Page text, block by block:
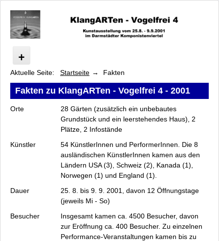
Vogelfrei
Programm
Künstler
Fakten
Impressum
Aktuelle Seite: Startseite Fakten
Fakten zu KlangARTen - Vogelfrei 4 - 2001
Orte
28 Gärten (zusätzlich ein unbebautes
Grundstück und ein leerstehendes Haus), 2
Plätze, 2 Infostände
Künstler
54 KünstlerInnen und PerformerInnen. Die 8
ausländischen KünstlerInnen kamen aus den
Ländern USA (3), Schweiz (2), Kanada (1),
Norwegen (1) und England (1).
Dauer
25. 8. bis 9. 9. 2001, davon 12 Öffnungstage
(jeweils Mi - So)
Besucher
Insgesamt kamen ca. 4500 Besucher, davon
zur Eröffnung ca. 400 Besucher. Zu einzelnen
Performance-Veranstaltungen kamen bis zu